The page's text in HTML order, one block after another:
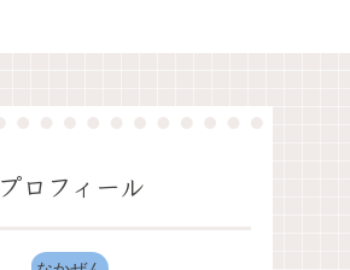
プロフィール